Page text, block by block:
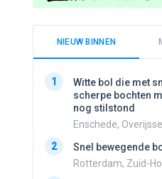
NIEUW BINNEN
1
Witte bol die met
scherpe bochten
nog stilstond
Enschede, Overijssel
2
Snel bewegende
Rotterdam, Zuid-